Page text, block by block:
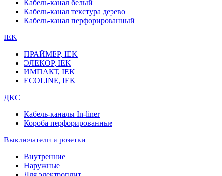
Кабель-канал белый
Кабель-канал текстура дерево
Кабель-канал перфорированный
IEK
ПРАЙМЕР, IEK
ЭЛЕКОР, IEK
ИМПАКТ, IEK
ECOLINE, IEK
ДКС
Кабель-каналы In-liner
Короба перфорированные
Выключатели и розетки
Внутренние
Наружные
Для электроплит